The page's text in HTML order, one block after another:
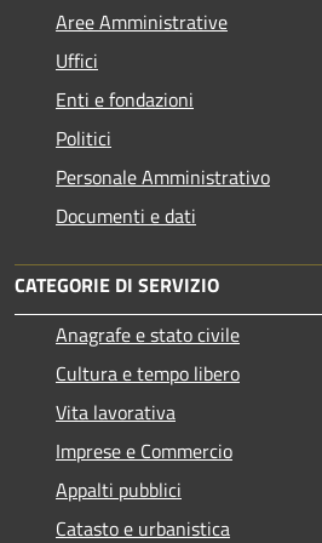
Aree Amministrative
Uffici
Enti e fondazioni
Politici
Personale Amministrativo
Documenti e dati
CATEGORIE DI SERVIZIO
Anagrafe e stato civile
Cultura e tempo libero
Vita lavorativa
Imprese e Commercio
Appalti pubblici
Catasto e urbanistica